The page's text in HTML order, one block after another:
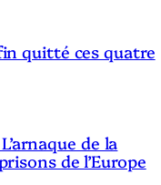
quitté ces quatre
de la
de l’Europe